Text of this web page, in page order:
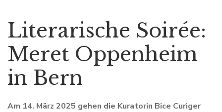
Literarische Soirée:
Meret Oppenheim
in Bern
Am 14. März 2025 gehen die Kuratorin Bice Curiger